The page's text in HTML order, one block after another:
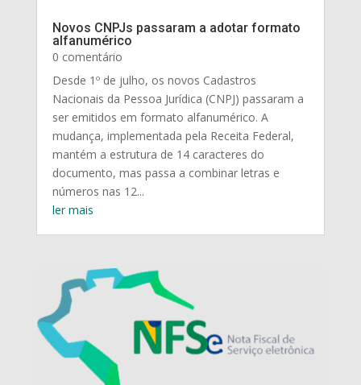
Novos CNPJs passaram a adotar formato
alfanumérico
0 comentário
Desde 1º de julho, os novos Cadastros
Nacionais da Pessoa Jurídica (CNPJ) passaram a
ser emitidos em formato alfanumérico. A
mudança, implementada pela Receita Federal,
mantém a estrutura de 14 caracteres do
documento, mas passa a combinar letras e
números nas 12...
ler mais